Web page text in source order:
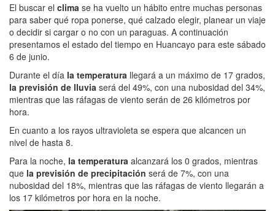
El buscar el clima se ha vuelto un hábito entre muchas personas
para saber qué ropa ponerse, qué calzado elegir, planear un viaje
o decidir si cargar o no con un paraguas. A continuación
presentamos el estado del tiempo en Huancayo para este sábado
6 de junio.
Durante el día la temperatura llegará a un máximo de 17 grados,
la previsión de lluvia será del 49%, con una nubosidad del 34%,
mientras que las ráfagas de viento serán de 26 kilómetros por
hora.
En cuanto a los rayos ultravioleta se espera que alcancen un
nivel de hasta 8.
Para la noche, la temperatura alcanzará los 0 grados, mientras
que la previsión de precipitación será de 7%, con una
nubosidad del 18%, mientras que las ráfagas de viento llegarán a
los 17 kilómetros por hora en la noche.